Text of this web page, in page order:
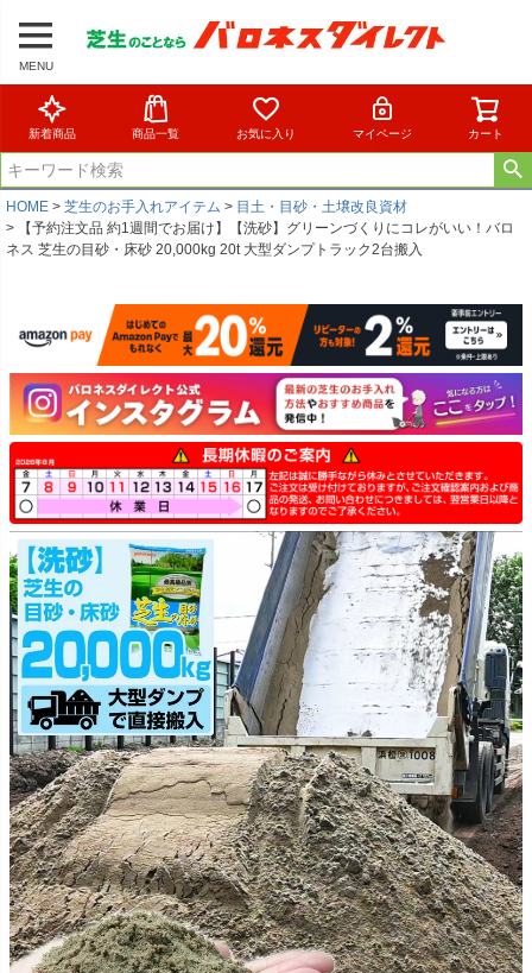
MENU
新着商品 商品一覧 お気に入り マイページ カート
HOME 芝生のお手入れアイテム
目土・目砂・土壌改良資材
【予約注文品 約1週間でお届け】【洗砂】グリーンづくりにコレがいい！バロ
ネス 芝生の目砂・床砂 20,000kg 20t 大型ダンプトラック2台搬入